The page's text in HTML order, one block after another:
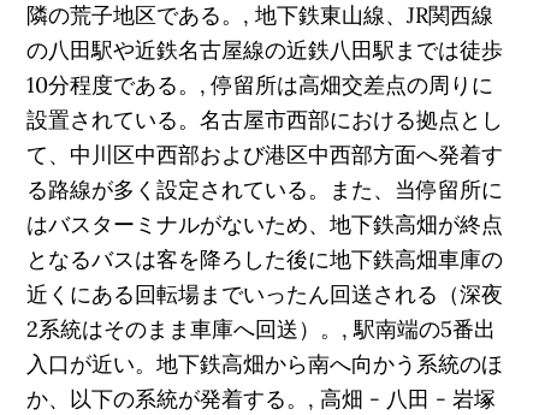
隣の荒子地区である。, 地下鉄東山線、JR関西線
の八田駅や近鉄名古屋線の近鉄八田駅までは徒歩
10分程度である。, 停留所は高畑交差点の周りに
設置されている。名古屋市西部における拠点とし
て、中川区中西部および港区中西部方面へ発着す
る路線が多く設定されている。また、当停留所に
はバスターミナルがないため、地下鉄高畑が終点
となるバスは客を降ろした後に地下鉄高畑車庫の
近くにある回転場までいったん回送される（深夜
2系統はそのまま車庫へ回送）。, 駅南端の5番出
入口が近い。地下鉄高畑から南へ向かう系統のほ
か、以下の系統が発着する。, 高畑 - 八田 - 岩塚